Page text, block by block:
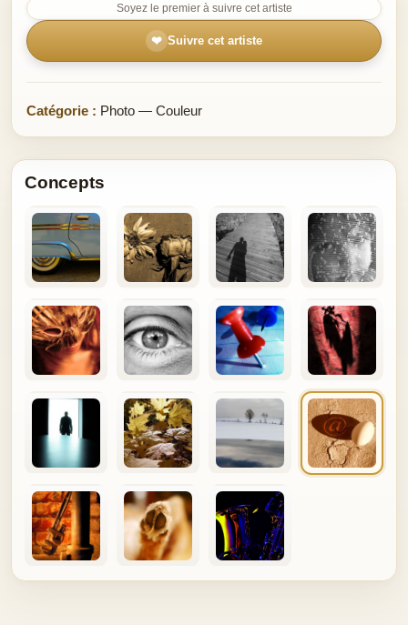
Soyez le premier à suivre cet artiste
❤ Suivre cet artiste
Catégorie : Photo — Couleur
Concepts